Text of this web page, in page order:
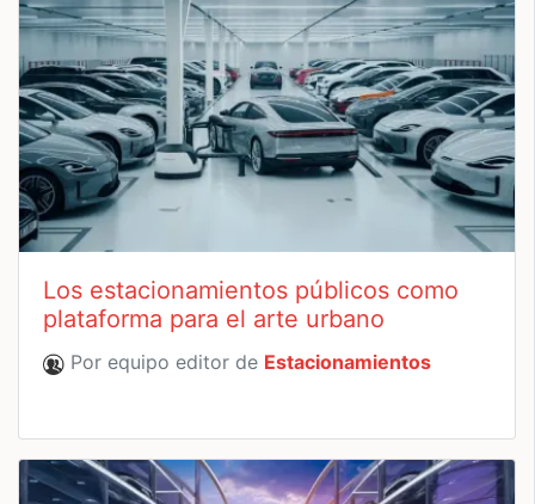
Los estacionamientos públicos como
plataforma para el arte urbano
Por equipo editor de Estacionamientos